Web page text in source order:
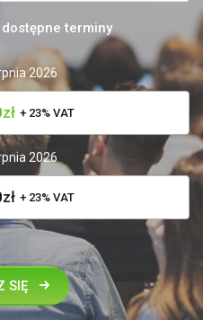
terminy
2026
+ 23% VAT
2026
+ 23% VAT
SIĘ